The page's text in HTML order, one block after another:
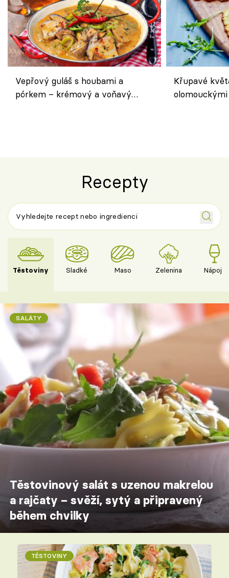
Vepřový guláš s houbami a
pórkem – krémový a voňavý
Křupavé
Recepty
Těstoviny Sladké Maso Zelenina Nápoje
SALÁTY
Těstovinový salát s uzenou makrelou
a rajčaty – svěží, sytý a připravený
během chvilky
TĚSTOVINY